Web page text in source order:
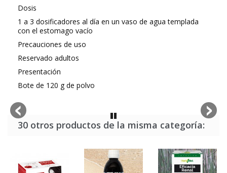
Dosis
1 a 3 dosificadores al día en un vaso de agua templada
con el estomago vacío
Precauciones de uso
Reservado adultos
Presentación
Bote de 120 g de polvo
30 otros productos de la misma categoría: